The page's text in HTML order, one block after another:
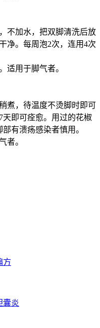
加水，把双脚清洗后放
净。每周泡2次，连用4次
用于脚气者。
，待温度不烫脚时即可
即可痊愈。用过的花椒
有溃疡感染者慎用。
者。